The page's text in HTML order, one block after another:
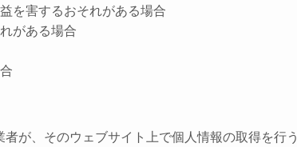
を害するおそれがある場合
がある場合
が、そのウェブサイト上で個人情報の取得を行う